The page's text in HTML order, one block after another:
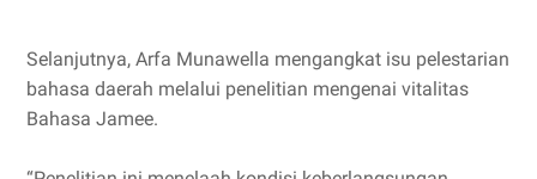
Selanjutnya, Arfa Munawella mengangkat isu pelestarian
bahasa daerah melalui penelitian mengenai vitalitas
Bahasa Jamee.